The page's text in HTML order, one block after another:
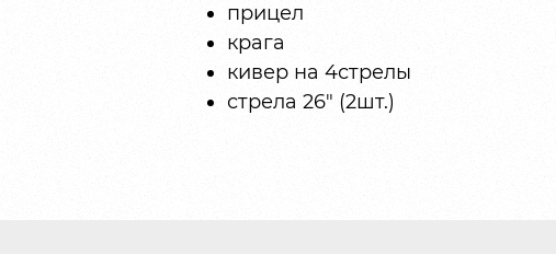
прицел
крага
кивер на 4стрелы
стрела 26″ (2шт.)